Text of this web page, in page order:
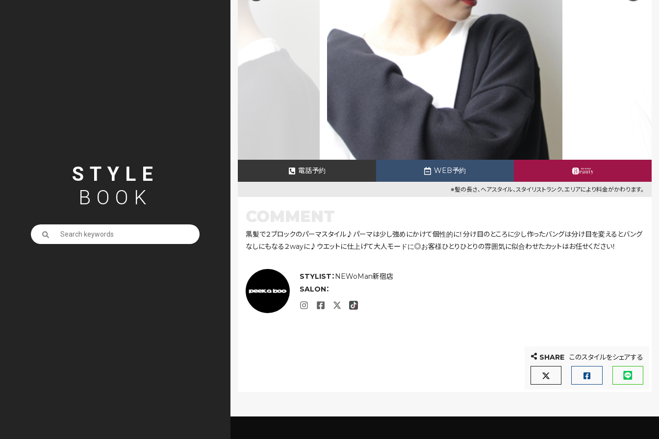
STYLE
BOOK
電話予約 WEB予約
※髪の長さ、ヘアスタイル、スタイリストランク、エリアにより料金がかわります。
STYLIST： NEWoMan新宿店
SALON：
黒髪で２ブロックのパーマスタイル♪パーマは少し強めにかけて個性的に！分け目のところに少し作ったバングは分け目を変えるとバング
なしにもなる２wayに♪ウエットに仕上げて大人モードに◎お客様ひとりひとりの雰囲気に似合わせたカットはお任せください！
SHARE このスタイルをシェアする